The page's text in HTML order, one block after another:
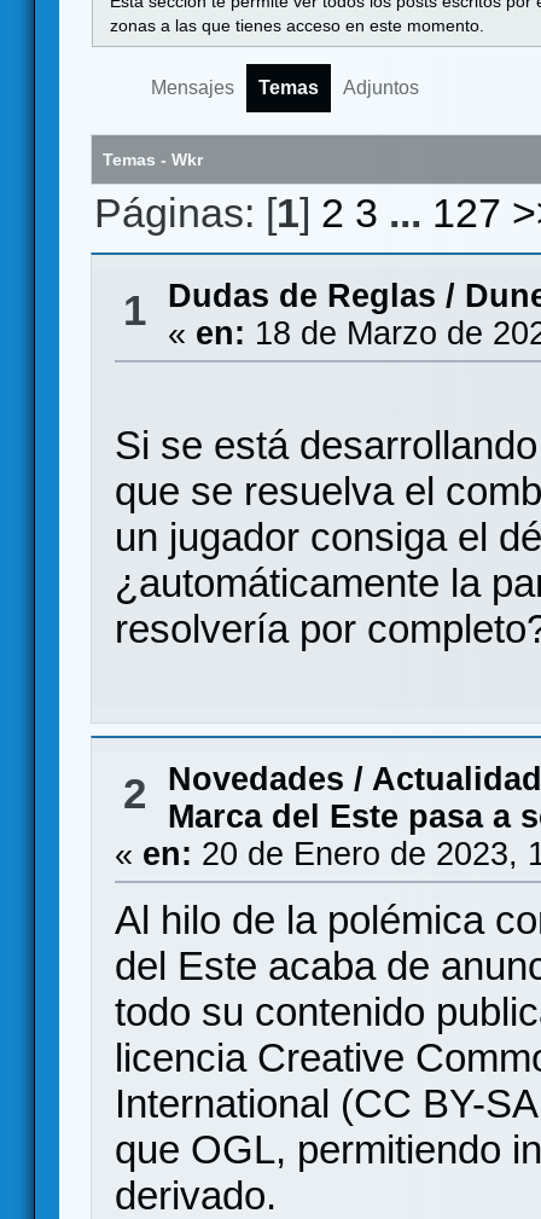
zonas a las que tienes acceso en este momento.
Mensajes Temas Adjuntos
Temas - Wkr
Páginas: [1] 2 3 ... 127
1 Dudas de Reglas /
« en: 18 de Marzo de
Si se está
que se resuelva el
un jugador consiga el
¿automáticamente la
resolvería por
2
Novedades / Actualidad
Marca del Este pasa a
« en: 20 de Enero de 2023,
Al hilo de la polémica
del Este acaba de
todo su contenido
licencia Creative
International (CC BY-
que OGL, permitiendo
derivado.